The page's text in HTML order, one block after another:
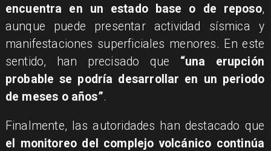
encuentra en un estado base o de reposo,
aunque puede presentar actividad sísmica y
manifestaciones superficiales menores. En este
sentido, han precisado que “una erupción
probable se podría desarrollar en un periodo
de meses o años”.
Finalmente, las autoridades han destacado que
el monitoreo del complejo volcánico continúa